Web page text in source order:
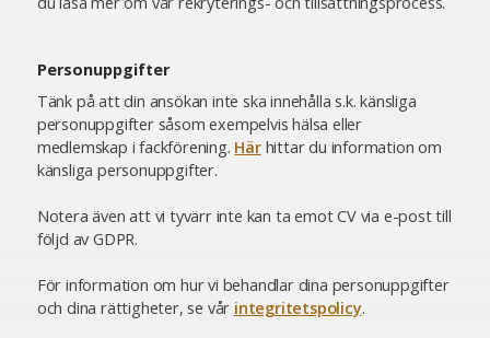
Personuppgifter
Tänk på att din ansökan inte ska innehålla s.k. känsliga
personuppgifter såsom exempelvis hälsa eller
medlemskap i fackförening. Härhittar du information om
känsliga personuppgifter.
Notera även att vi tyvärr inte kan ta emot CV via e-post till
följd av GDPR.
För information om hur vi behandlar dina personuppgifter
och dina rättigheter, se vår integritetspolicy.